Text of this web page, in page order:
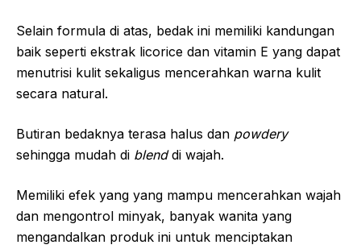
Selain formula di atas, bedak ini memiliki kandungan
baik seperti ekstrak licorice dan vitamin E yang dapat
menutrisi kulit sekaligus mencerahkan warna kulit
secara natural.
Butiran bedaknya terasa halus dan powdery
sehingga mudah di blenddi wajah.
Memiliki efek yang yang mampu mencerahkan wajah
dan mengontrol minyak, banyak wanita yang
mengandalkan produk ini untuk menciptakan